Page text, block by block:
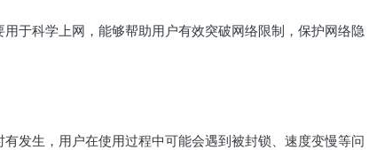
于科学上网，能够帮助用户有效突破网络限制，保护网络隐
发生，用户在使用过程中可能会遇到被封锁、速度变慢等问